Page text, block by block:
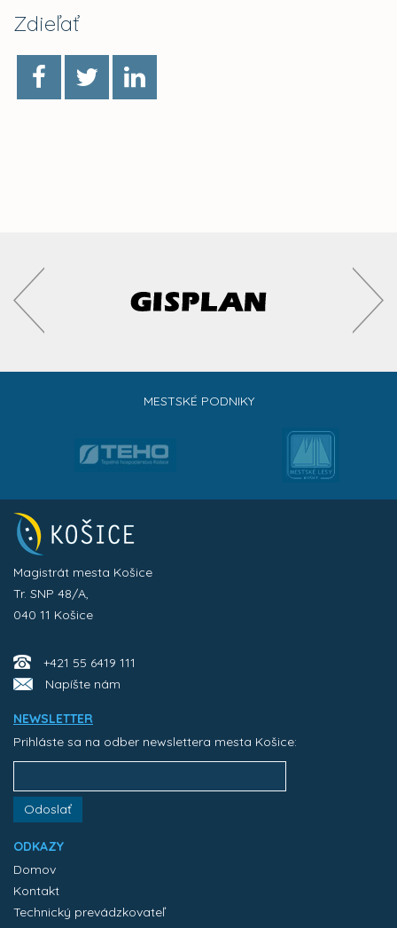
Zdieľať
MESTSKÉ PODNIKY
Magistrát mesta Košice
Tr. SNP 48/A,
040 11 Košice
+421 55 6419 111
Napíšte nám
NEWSLETTER
Prihláste sa na odber newslettera mesta Košice:
Odoslať
ODKAZY
Domov
Kontakt
Technický prevádzkovateľ